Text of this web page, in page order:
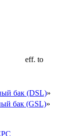
eff. to
бак (DSL)»
бак (GSL)»